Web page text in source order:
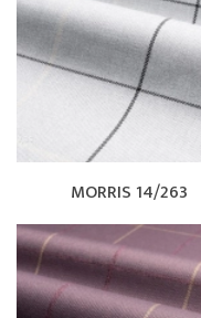
MORRIS 14/263